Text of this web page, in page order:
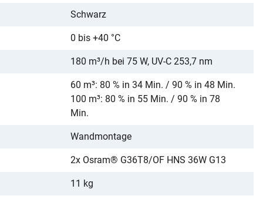
Schwarz
0 bis +40 °C
180 m³/h bei 75 W, UV-C 253,7 nm
60 m³: 80 % in 34 Min. / 90 % in 48 Min.
100 m³: 80 % in 55 Min. / 90 % in 78
Min.
Wandmontage
2x Osram® G36T8/OF HNS 36W G13
11 kg